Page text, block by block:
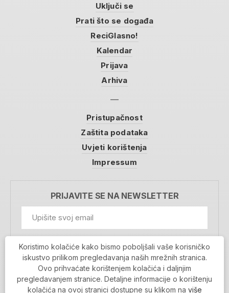
Uključi se
Prati što se događa
ReciGlasno!
Kalendar
Prijava
Arhiva
Pristupačnost
Zaštita podataka
Uvjeti korištenja
Impressum
PRIJAVITE SE NA NEWSLETTER
Prihvaćam da se moji podaci spremaju u bazu
podataka i koriste u svrhu slanja MojaRijeka
newslettera
MOJARIJEKA NEWSLETTER
Koristimo kolačiće kako bismo poboljšali vaše korisničko
iskustvo prilikom pregledavanja naših mrežnih stranica.
Ovo prihvaćate korištenjem kolačića i daljnjim
pregledavanjem stranice. Detaljne informacije o korištenju
kolačića na ovoj stranici dostupne su klikom na više